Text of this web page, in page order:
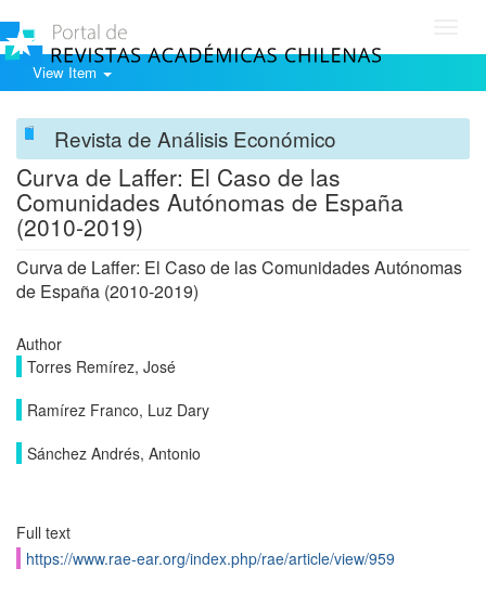
View Item
Revista de Análisis Económico
Curva de Laffer: El Caso de las
Comunidades Autónomas de España
(2010-2019)
Curva de Laffer: El Caso de las Comunidades Autónomas
de España (2010-2019)
Author
Torres Remírez, José
Ramírez Franco, Luz Dary
Sánchez Andrés, Antonio
Full text
https://www.rae-ear.org/index.php/rae/article/view/959